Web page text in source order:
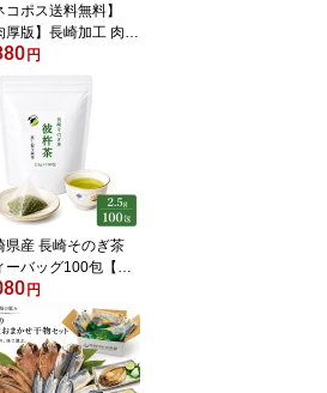
コポス送料無料】
厚版】長崎加工 肉厚
ひれ 130g 出島屋オ
しっとり柔らか 40
上の職人技 おつまみ
肴 家飲み 晩酌 ネコ
円
県産 長崎そのぎ茶
ーバッグ100包【ネ
ス送料無料】 全国一
料無料 ポスト投函
受け投函 出島屋【冷
料別商品の同梱不
円